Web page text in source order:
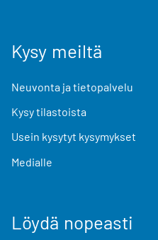
Kysy meiltä
Neuvonta ja tietopalvelu
Kysy tilastoista
Usein kysytyt kysymykset
Medialle
Löydä nopeasti